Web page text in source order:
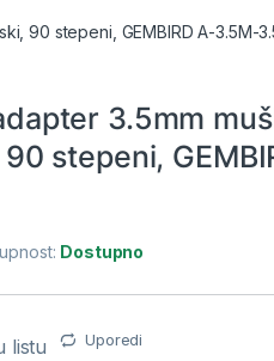
90 stepeni, GEMBIRD A-3.5M-
3.5mm
stepeni,
Dostupno
listu Uporedi